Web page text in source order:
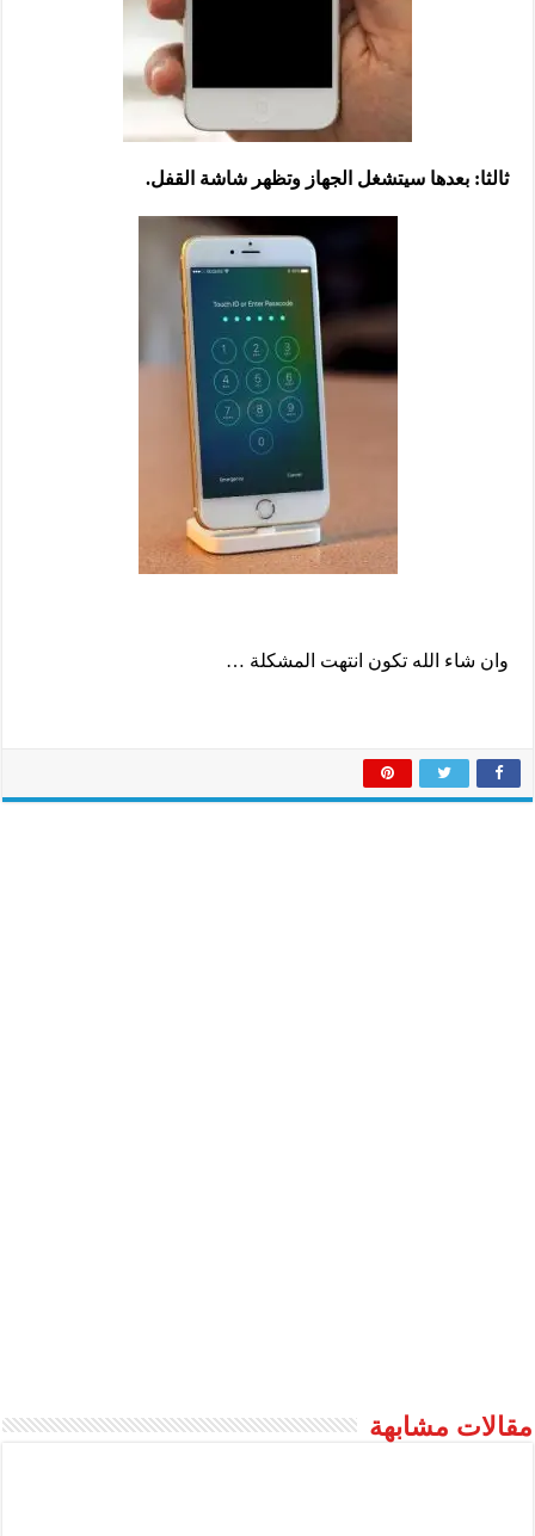
ثالثا: بعدها سيتشغل الجهاز وتظهر شاشة القفل.
وان شاء الله تكون انتهت المشكلة …
مقالات مشابهة